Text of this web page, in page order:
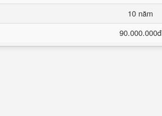
10 năm
90.000.000đ